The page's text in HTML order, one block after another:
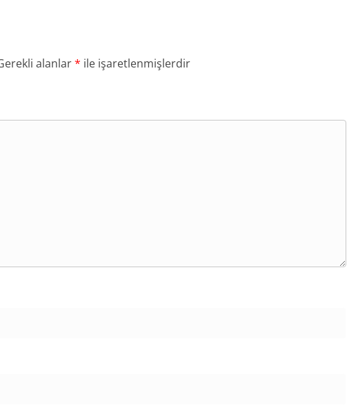
alanlar* ile işaretlenmişlerdir